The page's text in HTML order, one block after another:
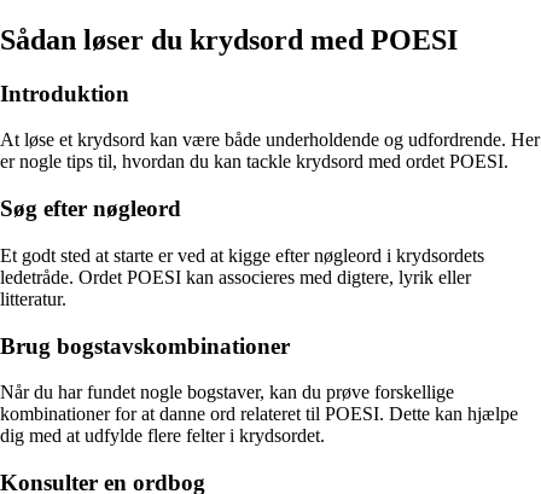
Sådan løser du krydsord med POESI
Introduktion
At løse et krydsord kan være både underholdende og udfordrende. Her
er nogle tips til, hvordan du kan tackle krydsord med ordet POESI.
Søg efter nøgleord
Et godt sted at starte er ved at kigge efter nøgleord i krydsordets
ledetråde. Ordet POESI kan associeres med digtere, lyrik eller
litteratur.
Brug bogstavskombinationer
Når du har fundet nogle bogstaver, kan du prøve forskellige
kombinationer for at danne ord relateret til POESI. Dette kan hjælpe
dig med at udfylde flere felter i krydsordet.
Konsulter en ordbog